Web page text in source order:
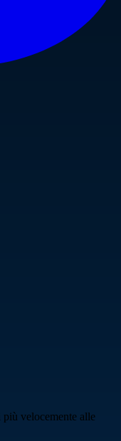
più velocemente alle